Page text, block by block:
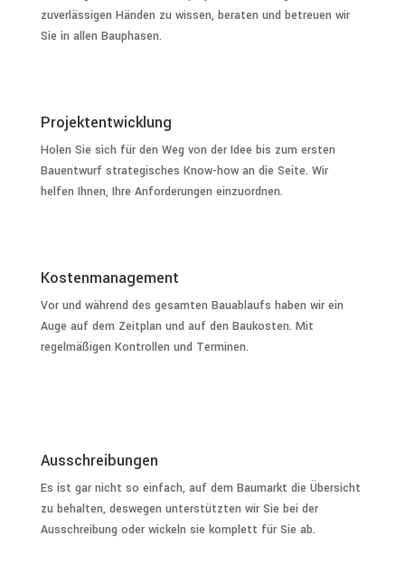
zuverlässigen Händen zu wissen, beraten und betreuen wir
Sie in allen Bauphasen.
Projektentwicklung
Holen Sie sich für den Weg von der Idee bis zum ersten
Bauentwurf strategisches Know-how an die Seite. Wir
helfen Ihnen, Ihre Anforderungen einzuordnen.
Kostenmanagement
Vor und während des gesamten Bauablaufs haben wir ein
Auge auf dem Zeitplan und auf den Baukosten. Mit
regelmäßigen Kontrollen und Terminen.
Ausschreibungen
Es ist gar nicht so einfach, auf dem Baumarkt die Übersicht
zu behalten, deswegen unterstützten wir Sie bei der
Ausschreibung oder wickeln sie komplett für Sie ab.